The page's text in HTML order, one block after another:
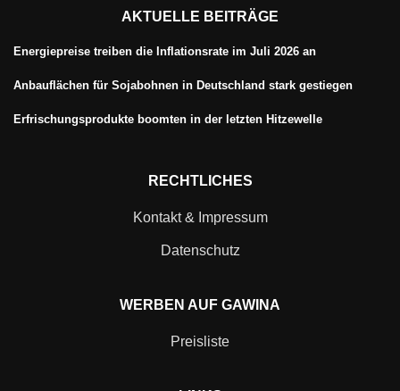
AKTUELLE BEITRÄGE
Energiepreise treiben die Inflationsrate im Juli 2026 an
Anbauflächen für Sojabohnen in Deutschland stark gestiegen
Erfrischungsprodukte boomten in der letzten Hitzewelle
RECHTLICHES
Kontakt & Impressum
Datenschutz
WERBEN AUF GAWINA
Preisliste